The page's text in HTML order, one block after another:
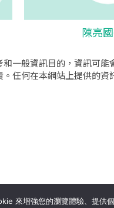
陳亮
一般資訊目的，資訊可
任何在本網站上提供的
來增強您的瀏覽體驗、提供